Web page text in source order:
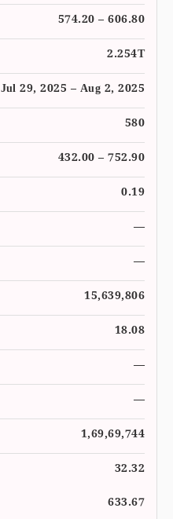
574.20 – 606.80
2.254T
Jul 29, 2025 – Aug 2, 2025
580
432.00 – 752.90
0.19
—
—
15,639,806
18.08
—
—
1,69,69,744
32.32
633.67